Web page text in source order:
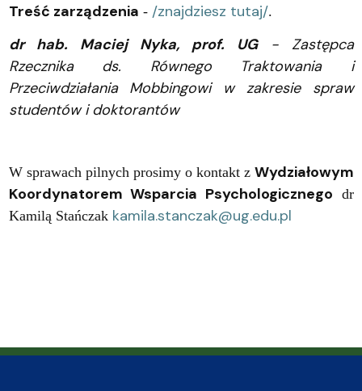
Treść zarządzenia -/znajdziesz tutaj/.
dr hab. Maciej Nyka, prof. UG- Zastępca
Rzecznika ds. Równego Traktowania i
Przeciwdziałania Mobbingowi w zakresie spraw
studentów i doktorantów
W sprawach pilnych prosimy o kontakt z Wydziałowym
Koordynatorem Wsparcia Psychologicznego dr
Kamilą Stańczak kamila.stanczak@ug.edu.pl